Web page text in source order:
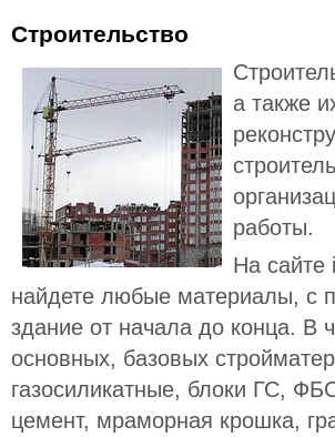
Строительство
а также
работы.
На сайте
найдете любые материалы, с
здание от начала до конца. В
основных, базовых
газосиликатные, блоки ГС,
цемент, мраморная крошка,